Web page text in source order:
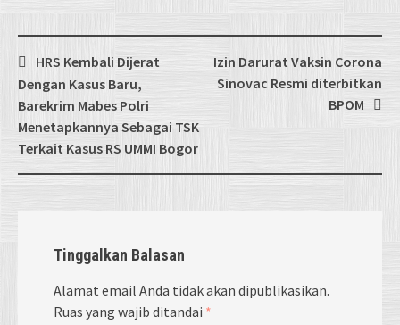
Post
navigation
HRS Kembali Dijerat
Dengan Kasus Baru,
Barekrim Mabes Polri
Menetapkannya Sebagai TSK
Terkait Kasus RS UMMI Bogor
Izin Darurat Vaksin Corona
Sinovac Resmi diterbitkan
BPOM
Tinggalkan Balasan
Alamat email Anda tidak akan dipublikasikan.
Ruas yang wajib ditandai *